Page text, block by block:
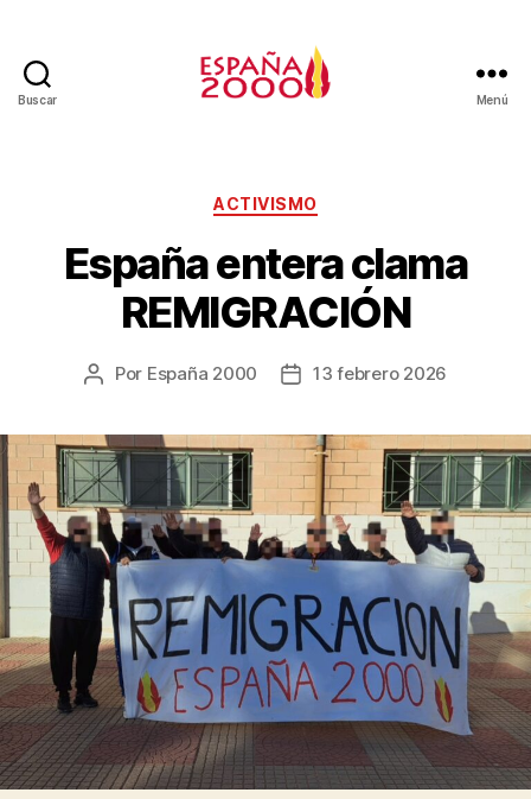
Buscar Menú
ACTIVISMO
España entera clama
REMIGRACIÓN
Por España 2000 13 febrero 2026